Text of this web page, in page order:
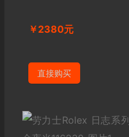
￥2380元
直接购买